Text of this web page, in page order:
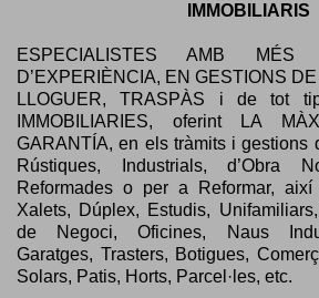
IMMOBILIARIS
ESPECIALISTES AMB
D’EXPERIÈNCIA, EN GESTIONS
LLOGUER, TRASPÀS i de tot
IMMOBILIARIES, oferint LA
GARANTÍA, en els tràmits i gestions
Rústiques, Industrials, d’Obra
Reformades o per a Reformar,
Xalets, Dúplex, Estudis,
de Negoci, Oficines, Naus
Garatges, Trasters, Botigues,
Solars, Patis, Horts, Parcel·les, etc.